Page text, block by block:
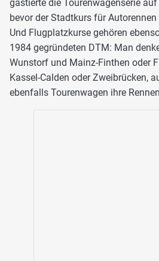
gastierte die Tourenwagenserie
bevor der Stadtkurs für
Und Flugplatzkurse gehören
1984 gegründeten DTM: Man
Wunstorf und Mainz-Finthen oder
Kassel-Calden oder Zweibrücken,
ebenfalls Tourenwagen ihre